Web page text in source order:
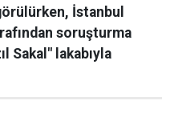
İstanbul
soruşturma
Sakal" lakabıyla